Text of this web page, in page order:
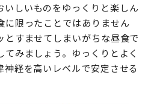
いしいものをゆっくりと楽しん
に限ったことではありません
とすませてしまいがちな昼食で
みましょう。ゆっくりとよく
経を高いレベルで安定させる